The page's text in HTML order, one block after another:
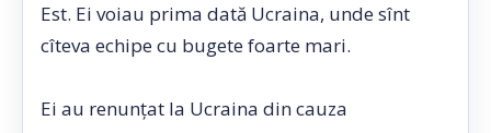
Est. Ei voiau prima dată Ucraina, unde sînt
cîteva echipe cu bugete foarte mari.
Ei au renunţat la Ucraina din cauza